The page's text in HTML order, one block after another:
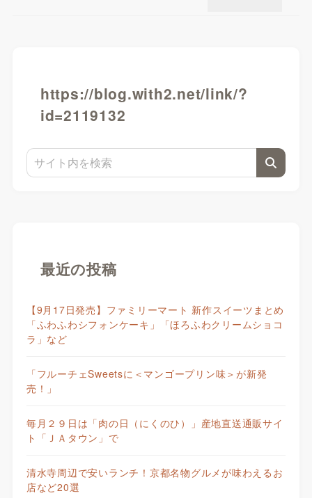
https://blog.with2.net/link/?
id=2119132
最近の投稿
【9月17日発売】ファミリーマート 新作スイーツまとめ
「ふわふわシフォンケーキ」「ほろふわクリームショコ
ラ」など
「フルーチェSweetsに＜マンゴープリン味＞が新発
売！」
毎月２９日は「肉の日（にくのひ）」産地直送通販サイ
ト「ＪＡタウン」で
清水寺周辺で安いランチ！京都名物グルメが味わえるお
店など20選